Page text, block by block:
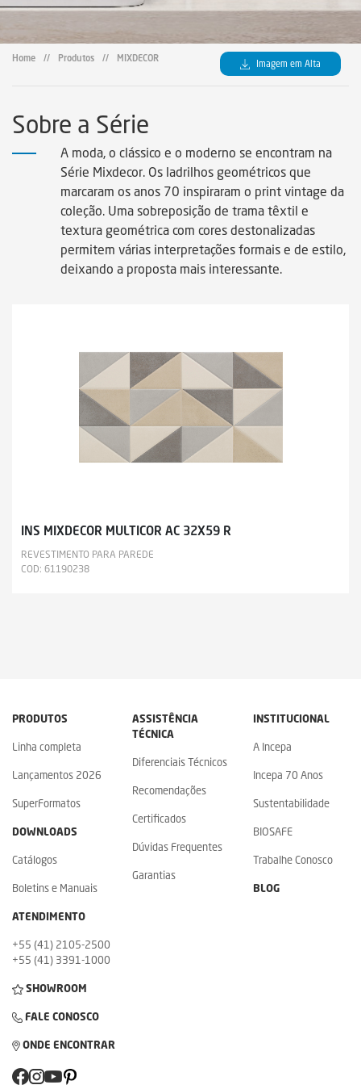
Certificados
Certificados
Legendas Técnicas
Sustainability
Sustentabilidad
Sustentabilidade
Home // Produtos // MIXDECOR Imagem em Alta
Sobre a Série
A moda, o clássico e o moderno se encontram na
Série Mixdecor. Os ladrilhos geométricos que
marcaram os anos 70 inspiraram o print vintage da
coleção. Uma sobreposição de trama têxtil e
textura geométrica com cores destonalizadas
permitem várias interpretações formais e de estilo,
deixando a proposta mais interessante.
INS MIXDECOR MULTICOR AC 32X59 R
REVESTIMENTO PARA PAREDE
COD: 61190238
PRODUTOS
Linha completa
Lançamentos 2026
SuperFormatos
DOWNLOADS
Catálogos
Boletins e Manuais
ASSISTÊNCIA
TÉCNICA
Diferenciais Técnicos
Recomendações
Certificados
Dúvidas Frequentes
Garantias
INSTITUCIONAL
A Incepa
Incepa 70 Anos
Sustentabilidade
BIOSAFE
Trabalhe Conosco
BLOG
ATENDIMENTO
+55 (41) 2105-2500
+55 (41) 3391-1000
SHOWROOM
FALE CONOSCO
ONDE ENCONTRAR